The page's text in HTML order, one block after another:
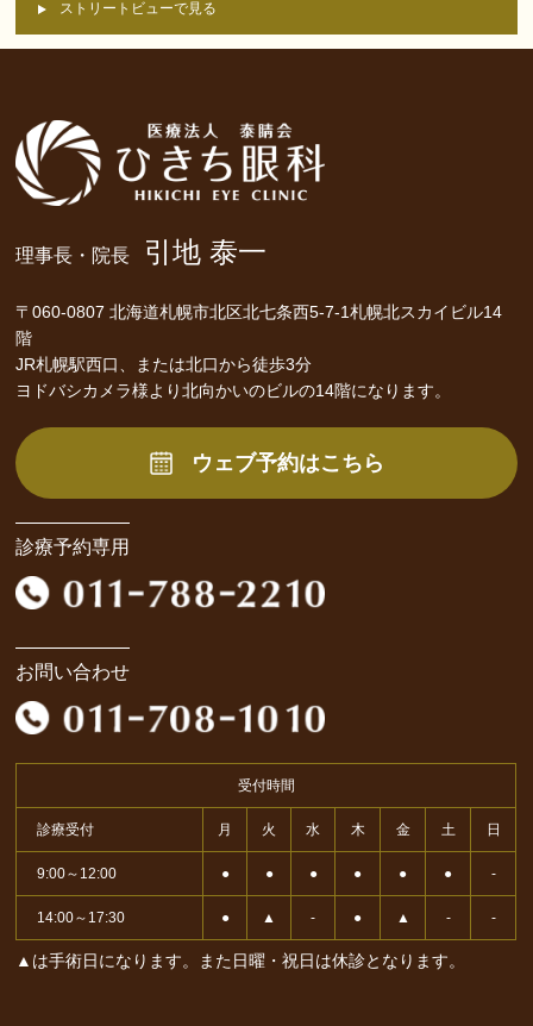
ストリートビューで見る
理事長・院長 引地 泰一
〒060-0807 北海道札幌市北区北七条西5-7-1札幌北スカイビル14
階
JR札幌駅西口、または北口から徒歩3分
ヨドバシカメラ様より北向かいのビルの14階になります。
ウェブ予約はこちら
診療予約専用
お問い合わせ
受付時間
診療受付 月 火 水 木 金 土 日
9:00～12:00 ● ● ● ● ● ● -
14:00～17:30 ● ▲ - ● ▲ - -
▲は手術日になります。また日曜・祝日は休診となります。